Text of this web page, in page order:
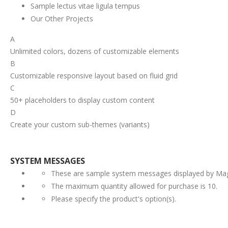
Sample lectus vitae ligula tempus
Our Other Projects
A
Unlimited colors, dozens of customizable elements
B
Customizable responsive layout based on fluid grid
C
50+ placeholders to display custom content
D
Create your custom sub-themes (variants)
SYSTEM MESSAGES
These are sample system messages displayed by
The maximum quantity allowed for purchase is 10.
Please specify the product's option(s).